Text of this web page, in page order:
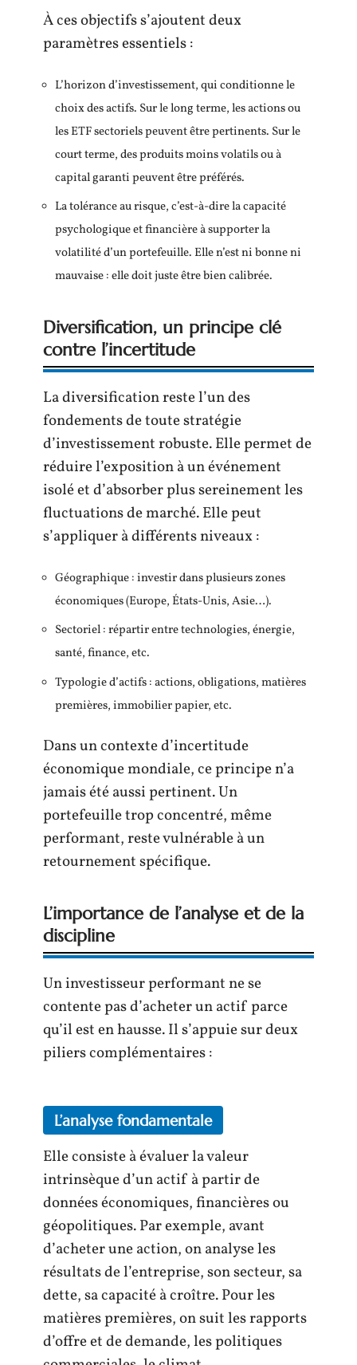
À ces objectifs s’ajoutent deux
paramètres essentiels :
L’horizon d’investissement, qui conditionne le
choix des actifs. Sur le long terme, les actions ou
les ETF sectoriels peuvent être pertinents. Sur le
court terme, des produits moins volatils ou à
capital garanti peuvent être préférés.
La tolérance au risque, c’est-à-dire la capacité
psychologique et financière à supporter la
volatilité d’un portefeuille. Elle n’est ni bonne ni
mauvaise : elle doit juste être bien calibrée.
Diversification, un principe clé
contre l’incertitude
La diversification reste l’un des
fondements de toute stratégie
d’investissement robuste. Elle permet de
réduire l’exposition à un événement
isolé et d’absorber plus sereinement les
fluctuations de marché. Elle peut
s’appliquer à différents niveaux :
Géographique : investir dans plusieurs zones
économiques (Europe, États-Unis, Asie…).
Sectoriel : répartir entre technologies, énergie,
santé, finance, etc.
Typologie d’actifs : actions, obligations, matières
premières, immobilier papier, etc.
Dans un contexte d’incertitude
économique mondiale, ce principe n’a
jamais été aussi pertinent. Un
portefeuille trop concentré, même
performant, reste vulnérable à un
retournement spécifique.
L’importance de l’analyse et de la
discipline
Un investisseur performant ne se
contente pas d’acheter un actif parce
qu’il est en hausse. Il s’appuie sur deux
piliers complémentaires :
L’analyse fondamentale
Elle consiste à évaluer la valeur
intrinsèque d’un actif à partir de
données économiques, financières ou
géopolitiques. Par exemple, avant
d’acheter une action, on analyse les
résultats de l’entreprise, son secteur, sa
dette, sa capacité à croître. Pour les
matières premières, on suit les rapports
d’offre et de demande, les politiques